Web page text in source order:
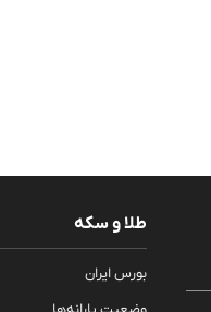
طلا و سکه
بورس ایران